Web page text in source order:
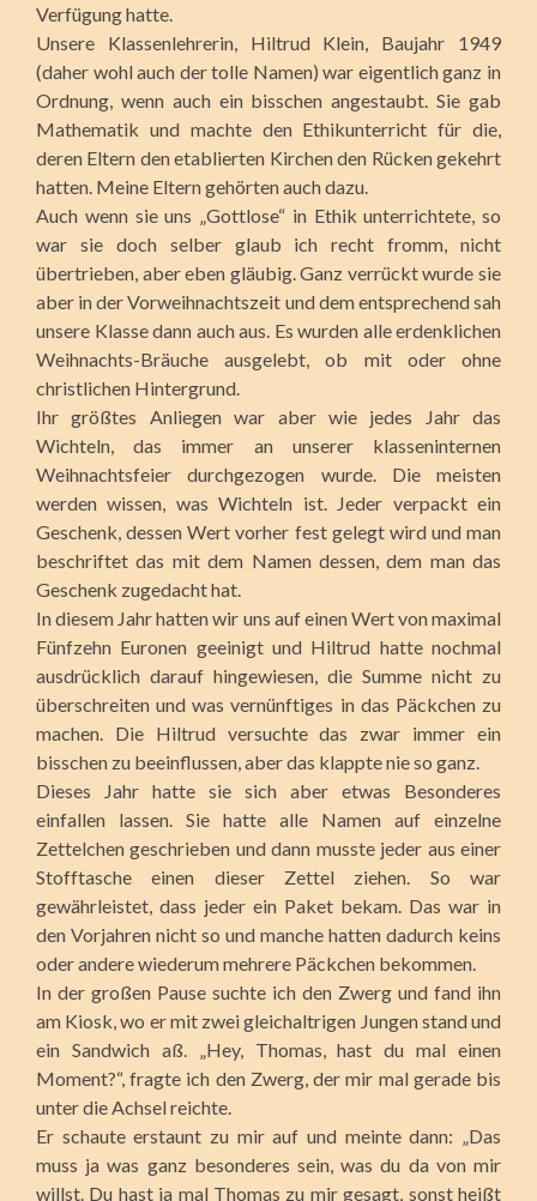
Verfügung hatte.
Unsere Klassenlehrerin, Hiltrud Klein, Baujahr 1949
(daher wohl auch der tolle Namen) war eigentlich ganz in
Ordnung, wenn auch ein bisschen angestaubt. Sie gab
Mathematik und machte den Ethikunterricht für die,
deren Eltern den etablierten Kirchen den Rücken gekehrt
hatten. Meine Eltern gehörten auch dazu.
Auch wenn sie uns „Gottlose“ in Ethik unterrichtete, so
war sie doch selber glaub ich recht fromm, nicht
übertrieben, aber eben gläubig. Ganz verrückt wurde sie
aber in der Vorweihnachtszeit und dem entsprechend sah
unsere Klasse dann auch aus. Es wurden alle erdenklichen
Weihnachts-Bräuche ausgelebt, ob mit oder ohne
christlichen Hintergrund.
Ihr größtes Anliegen war aber wie jedes Jahr das
Wichteln, das immer an unserer klasseninternen
Weihnachtsfeier durchgezogen wurde. Die meisten
werden wissen, was Wichteln ist. Jeder verpackt ein
Geschenk, dessen Wert vorher fest gelegt wird und man
beschriftet das mit dem Namen dessen, dem man das
Geschenk zugedacht hat.
In diesem Jahr hatten wir uns auf einen Wert von maximal
Fünfzehn Euronen geeinigt und Hiltrud hatte nochmal
ausdrücklich darauf hingewiesen, die Summe nicht zu
überschreiten und was vernünftiges in das Päckchen zu
machen. Die Hiltrud versuchte das zwar immer ein
bisschen zu beeinflussen, aber das klappte nie so ganz.
Dieses Jahr hatte sie sich aber etwas Besonderes
einfallen lassen. Sie hatte alle Namen auf einzelne
Zettelchen geschrieben und dann musste jeder aus einer
Stofftasche einen dieser Zettel ziehen. So war
gewährleistet, dass jeder ein Paket bekam. Das war in
den Vorjahren nicht so und manche hatten dadurch keins
oder andere wiederum mehrere Päckchen bekommen.
In der großen Pause suchte ich den Zwerg und fand ihn
am Kiosk, wo er mit zwei gleichaltrigen Jungen stand und
ein Sandwich aß. „Hey, Thomas, hast du mal einen
Moment?“, fragte ich den Zwerg, der mir mal gerade bis
unter die Achsel reichte.
Er schaute erstaunt zu mir auf und meinte dann: „Das
muss ja was ganz besonderes sein, was du da von mir
willst. Du hast ja mal Thomas zu mir gesagt, sonst heißt